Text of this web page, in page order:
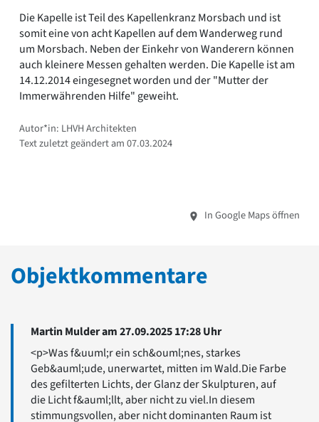
Die Kapelle ist Teil des Kapellenkranz Morsbach und ist
somit eine von acht Kapellen auf dem Wanderweg rund
um Morsbach. Neben der Einkehr von Wanderern können
auch kleinere Messen gehalten werden. Die Kapelle ist am
14.12.2014 eingesegnet worden und der "Mutter der
Immerwährenden Hilfe" geweiht.
Autor*in: LHVH Architekten
Text zuletzt geändert am 07.03.2024
In Google Maps öffnen
Objektkommentare
Martin Mulder am 27.09.2025 17:28 Uhr
<p>Was f&uuml;r ein sch&ouml;nes, starkes
Geb&auml;ude, unerwartet, mitten im Wald.Die Farbe
des gefilterten Lichts, der Glanz der Skulpturen, auf
die Licht f&auml;llt, aber nicht zu viel.In diesem
stimmungsvollen, aber nicht dominanten Raum ist